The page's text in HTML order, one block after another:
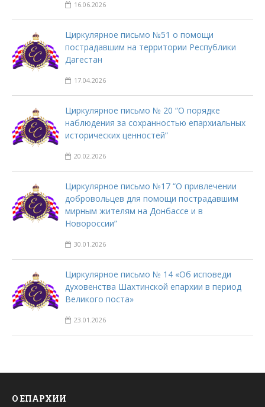
16.06.2026
Циркулярное письмо №51 о помощи
пострадавшим на территории Республики
Дагестан
17.04.2026
Циркулярное письмо № 20 “О порядке
наблюдения за сохранностью епархиальных
исторических ценностей”
20.02.2026
Циркулярное письмо №17 “О привлечении
добровольцев для помощи пострадавшим
мирным жителям на Донбассе и в
Новороссии”
30.01.2026
Циркулярное письмо № 14 «Об исповеди
духовенства Шахтинской епархии в период
Великого поста»
23.01.2026
О ЕПАРХИИ